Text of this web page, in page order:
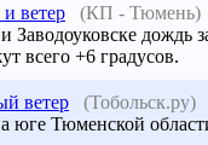
ветер
(КП - Тюмень)
дождь
всего +6 градусов.
ветер
(Тобольск.ру)
юге Тюменской